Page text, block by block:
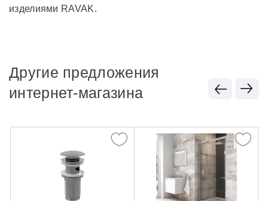
изделиями RAVAK.
Другие предложения
интернет-магазина